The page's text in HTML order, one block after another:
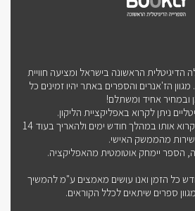
הדיגיטלית הראשונה בישראל ומציעה חוויית
הז'אנרים והספרים באתר יהיו זמינים כל
ובמחיר אחיד ומשתלם!
ניתן לקרוא באפליקציית הליקון.
מרגע שכירת הספר, ניתן לקרוא אותו במהלך חודש ימים ולהאריך בעוד 14
ישירות מהממשק האישי.
הספר יימחק אוטומטית מהאפליקציה.
כל הזמן ואנו עושים מאמצים ע"מ להמשיך
ספרים שיתאים לכלל הקוראים.